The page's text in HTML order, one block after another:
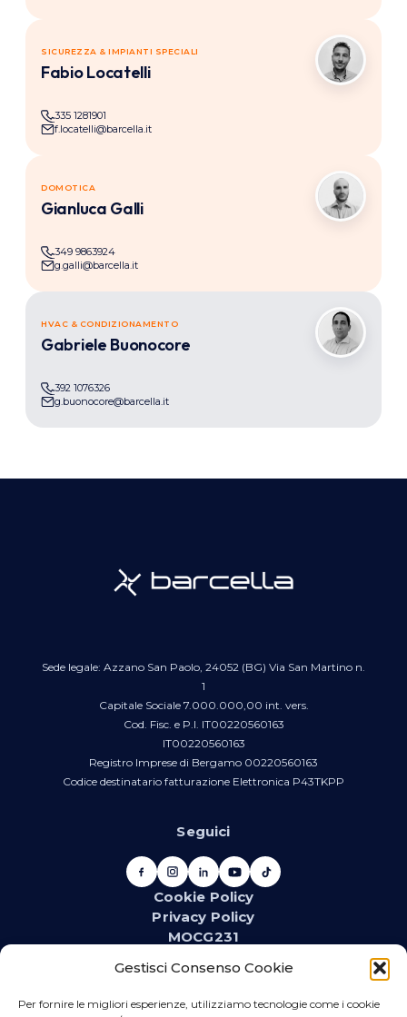
Gestisci Consenso Cookie
Per fornire le migliori esperienze, utilizziamo tecnologie come i cookie
SICUREZZA & IMPIANTI SPECIALI
Fabio Locatelli
335 1281901
f.locatelli@barcella.it
DOMOTICA
Gianluca Galli
349 9863924
g.galli@barcella.it
HVAC & CONDIZIONAMENTO
Gabriele Buonocore
392 1076326
g.buonocore@barcella.it
Sede legale: Azzano San Paolo, 24052 (BG) Via San Martino n.
1
Capitale Sociale 7.000.000,00 int. vers.
Cod. Fisc. e P.I. IT00220560163
IT00220560163
Registro Imprese di Bergamo 00220560163
Codice destinatario fatturazione Elettronica P43TKPP
Seguici
Cookie Policy
Privacy Policy
MOCG231
promozioni, eventi e contenuti dedicati.